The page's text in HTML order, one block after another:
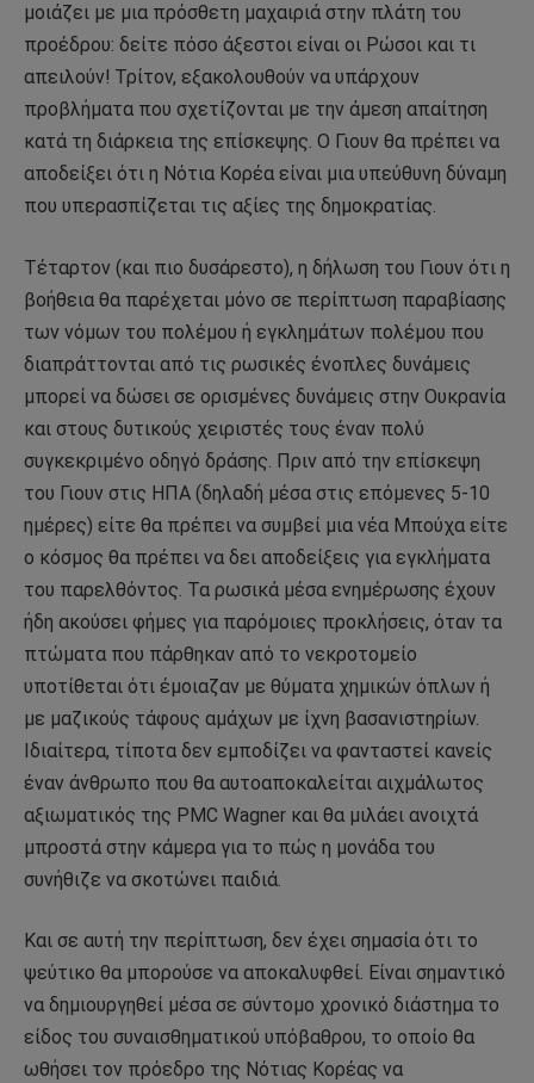
μοιάζει με μια πρόσθετη μαχαιριά στην πλάτη του
προέδρου: δείτε πόσο άξεστοι είναι οι Ρώσοι και τι
απειλούν! Τρίτον, εξακολουθούν να υπάρχουν
προβλήματα που σχετίζονται με την άμεση απαίτηση
κατά τη διάρκεια της επίσκεψης. Ο Γιουν θα πρέπει να
αποδείξει ότι η Νότια Κορέα είναι μια υπεύθυνη δύναμη
που υπερασπίζεται τις αξίες της δημοκρατίας.
Τέταρτον (και πιο δυσάρεστο), η δήλωση του Γιουν ότι η
βοήθεια θα παρέχεται μόνο σε περίπτωση παραβίασης
των νόμων του πολέμου ή εγκλημάτων πολέμου που
διαπράττονται από τις ρωσικές ένοπλες δυνάμεις
μπορεί να δώσει σε ορισμένες δυνάμεις στην Ουκρανία
και στους δυτικούς χειριστές τους έναν πολύ
συγκεκριμένο οδηγό δράσης. Πριν από την επίσκεψη
του Γιουν στις ΗΠΑ (δηλαδή μέσα στις επόμενες 5-10
ημέρες) είτε θα πρέπει να συμβεί μια νέα Μπούχα είτε
ο κόσμος θα πρέπει να δει αποδείξεις για εγκλήματα
του παρελθόντος. Τα ρωσικά μέσα ενημέρωσης έχουν
ήδη ακούσει φήμες για παρόμοιες προκλήσεις, όταν τα
πτώματα που πάρθηκαν από το νεκροτομείο
υποτίθεται ότι έμοιαζαν με θύματα χημικών όπλων ή
με μαζικούς τάφους αμάχων με ίχνη βασανιστηρίων.
Ιδιαίτερα, τίποτα δεν εμποδίζει να φανταστεί κανείς
έναν άνθρωπο που θα αυτοαποκαλείται αιχμάλωτος
αξιωματικός της PMC Wagner και θα μιλάει ανοιχτά
μπροστά στην κάμερα για το πώς η μονάδα του
συνήθιζε να σκοτώνει παιδιά.
Και σε αυτή την περίπτωση, δεν έχει σημασία ότι το
ψεύτικο θα μπορούσε να αποκαλυφθεί. Είναι σημαντικό
να δημιουργηθεί μέσα σε σύντομο χρονικό διάστημα το
είδος του συναισθηματικού υπόβαθρου, το οποίο θα
ωθήσει τον πρόεδρο της Νότιας Κορέας να